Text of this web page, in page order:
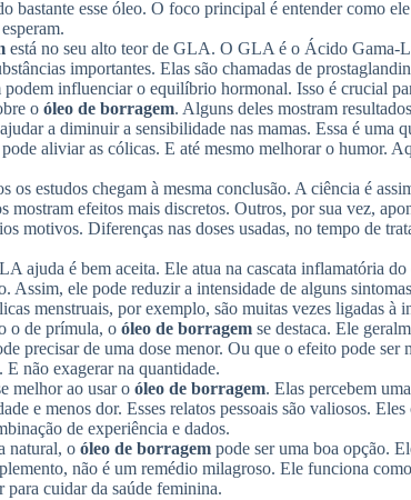
bastante esse óleo. O foco principal é entender como
está no seu alto teor de GLA. O GLA é o Ácido Gama-
importantes. Elas são chamadas de
influenciar o equilíbrio hormonal. Isso é crucial
o óleo de borragem. Alguns deles mostram
a diminuir a sensibilidade nas mamas. Essa é uma
aliviar as cólicas. E até mesmo melhorar o humor.
os estudos chegam à mesma conclusão. A ciência é
mostram efeitos mais discretos. Outros, por sua vez,
motivos. Diferenças nas doses usadas, no tempo de
ajuda é bem aceita. Ele atua na cascata inflamatória
Assim, ele pode reduzir a intensidade de alguns
menstruais, por exemplo, são muitas vezes ligadas à
o de prímula, o óleo de borragem se destaca. Ele
precisar de uma dose menor. Ou que o efeito pode ser
E não exagerar na quantidade.
melhor ao usar o óleo de borragem. Elas percebem
e menos dor. Esses relatos pessoais são valiosos.
de experiência e dados.
natural, o óleo de borragem pode ser uma boa opção.
não é um remédio milagroso. Ele funciona
para cuidar da saúde feminina.